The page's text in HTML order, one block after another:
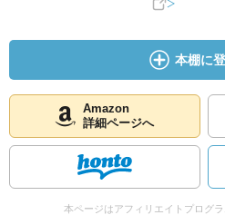
本棚に
Amazon
詳細ページへ
本ページはアフィリエイトプログ